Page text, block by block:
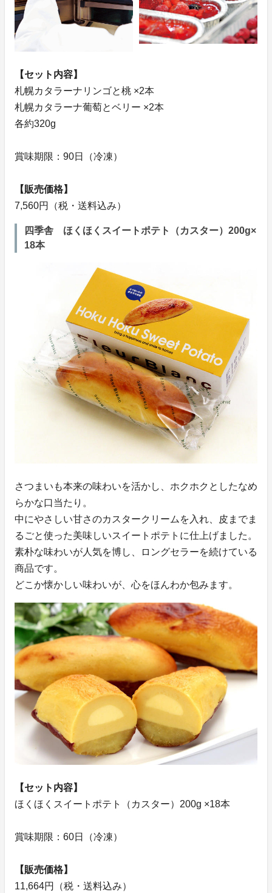
【セット内容】
札幌カタラーナリンゴと桃 ×2本
札幌カタラーナ葡萄とベリー ×2本
各約320g
賞味期限：90日（冷凍）
【販売価格】
7,560円（税・送料込み）
四季舎 ほくほくスイートポテト（カスター）200g×
18本
さつまいも本来の味わいを活かし、ホクホクとしたなめ
らかな口当たり。
中にやさしい甘さのカスタークリームを入れ、皮までま
るごと使った美味しいスイートポテトに仕上げました。
素朴な味わいが人気を博し、ロングセラーを続けている
商品です。
どこか懐かしい味わいが、心をほんわか包みます。
【セット内容】
ほくほくスイートポテト（カスター）200g ×18本
賞味期限：60日（冷凍）
【販売価格】
11,664円（税・送料込み）